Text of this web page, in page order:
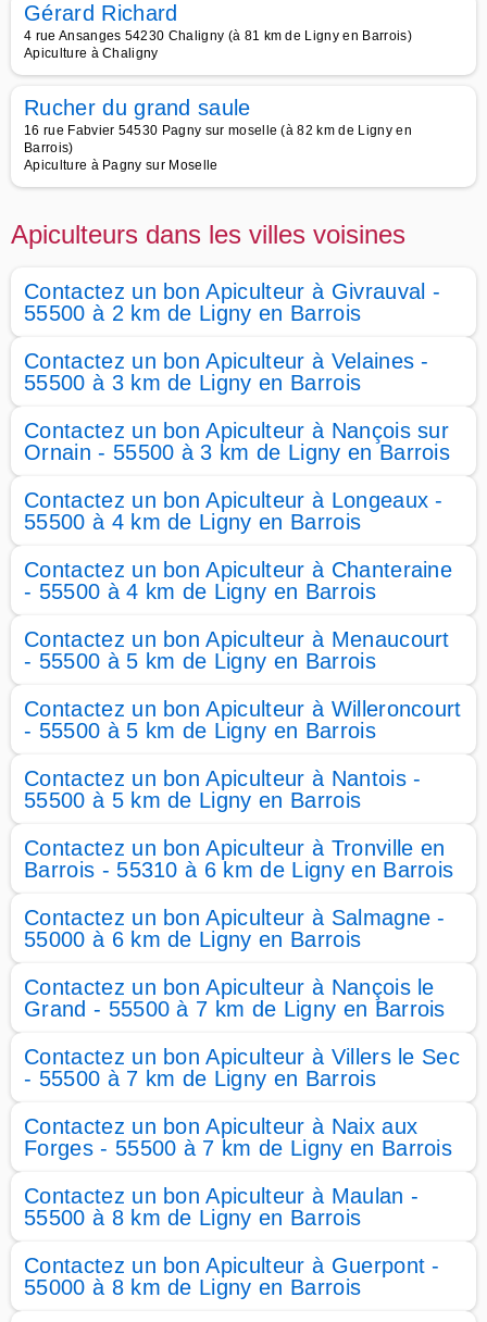
Gérard Richard
4 rue Ansanges 54230 Chaligny (à 81 km de Ligny en Barrois)
Apiculture à Chaligny
Rucher du grand saule
16 rue Fabvier 54530 Pagny sur moselle (à 82 km de Ligny en
Barrois)
Apiculture à Pagny sur Moselle
Apiculteurs dans les villes voisines
Contactez un bon Apiculteur à Givrauval -
55500 à 2 km de Ligny en Barrois
Contactez un bon Apiculteur à Velaines -
55500 à 3 km de Ligny en Barrois
Contactez un bon Apiculteur à Nançois sur
Ornain - 55500 à 3 km de Ligny en Barrois
Contactez un bon Apiculteur à Longeaux -
55500 à 4 km de Ligny en Barrois
Contactez un bon Apiculteur à Chanteraine
- 55500 à 4 km de Ligny en Barrois
Contactez un bon Apiculteur à Menaucourt
- 55500 à 5 km de Ligny en Barrois
Contactez un bon Apiculteur à Willeroncourt
- 55500 à 5 km de Ligny en Barrois
Contactez un bon Apiculteur à Nantois -
55500 à 5 km de Ligny en Barrois
Contactez un bon Apiculteur à Tronville en
Barrois - 55310 à 6 km de Ligny en Barrois
Contactez un bon Apiculteur à Salmagne -
55000 à 6 km de Ligny en Barrois
Contactez un bon Apiculteur à Nançois le
Grand - 55500 à 7 km de Ligny en Barrois
Contactez un bon Apiculteur à Villers le Sec
- 55500 à 7 km de Ligny en Barrois
Contactez un bon Apiculteur à Naix aux
Forges - 55500 à 7 km de Ligny en Barrois
Contactez un bon Apiculteur à Maulan -
55500 à 8 km de Ligny en Barrois
Contactez un bon Apiculteur à Guerpont -
55000 à 8 km de Ligny en Barrois